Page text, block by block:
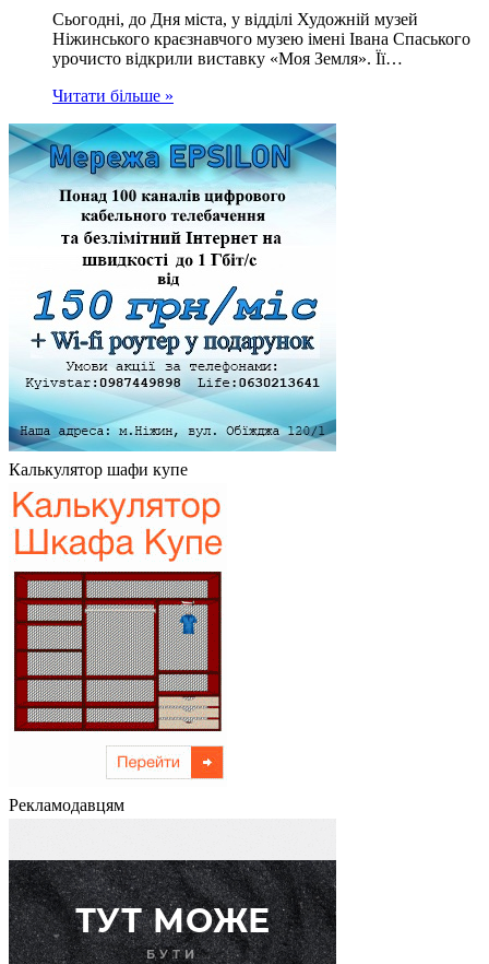
Сьогодні, до Дня міста, у відділі Художній музей
Ніжинського краєзнавчого музею імені Івана Спаського
урочисто відкрили виставку «Моя Земля». Її…
Читати більше »
Калькулятор шафи купе
Рекламодавцям